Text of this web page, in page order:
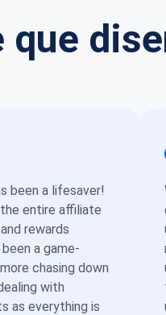
que
been a lifesaver!
entire affiliate
rewards
a game-
chasing down
with
as everything is